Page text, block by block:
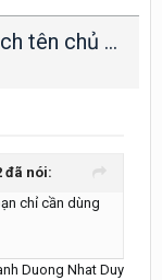
Làm cách nào để đánh danh sách tên chủ đầu tư và địa chỉ vào khung bản vẽ nhanh nhất
đã nói:
chỉ cần dùng
Duong Nhat Duy